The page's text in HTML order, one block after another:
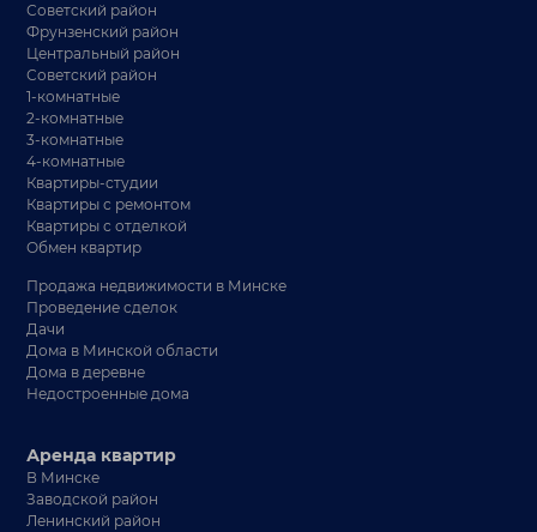
Советский район
Фрунзенский район
Центральный район
Советский район
1-комнатные
2-комнатные
3-комнатные
4-комнатные
Квартиры-студии
Квартиры с ремонтом
Квартиры с отделкой
Обмен квартир
Продажа недвижимости в Минске
Проведение сделок
Дачи
Дома в Минской области
Дома в деревне
Недостроенные дома
Аренда квартир
В Минске
Заводской район
Ленинский район